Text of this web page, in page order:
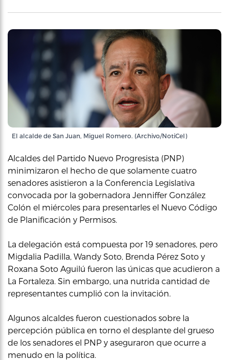
El alcalde de San Juan, Miguel Romero. (Archivo/NotiCel)
Alcaldes del Partido Nuevo Progresista (PNP)
minimizaron el hecho de que solamente cuatro
senadores asistieron a la Conferencia Legislativa
convocada por la gobernadora Jenniffer González
Colón el miércoles para presentarles el Nuevo Código
de Planificación y Permisos.
La delegación está compuesta por 19 senadores, pero
Migdalia Padilla, Wandy Soto, Brenda Pérez Soto y
Roxana Soto Aguilú fueron las únicas que acudieron a
La Fortaleza. Sin embargo, una nutrida cantidad de
representantes cumplió con la invitación.
Algunos alcaldes fueron cuestionados sobre la
percepción pública en torno el desplante del grueso
de los senadores el PNP y aseguraron que ocurre a
menudo en la política.